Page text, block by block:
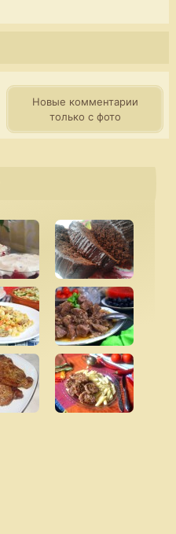
Новые комментарии
только с фото